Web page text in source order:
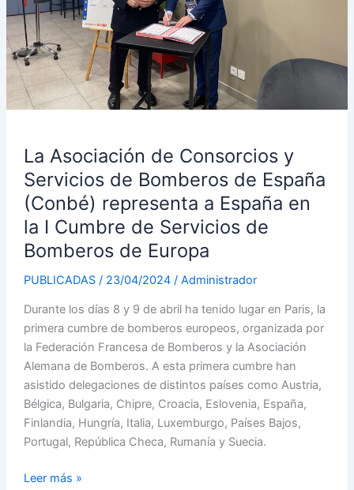
La Asociación de Consorcios y
Servicios de Bomberos de España
(Conbé) representa a España en
la I Cumbre de Servicios de
Bomberos de Europa
PUBLICADAS/ 23/04/2024 / Administrador
Durante los días 8 y 9 de abril ha tenido lugar en Paris, la
primera cumbre de bomberos europeos, organizada por
la Federación Francesa de Bomberos y la Asociación
Alemana de Bomberos. A esta primera cumbre han
asistido delegaciones de distintos países como Austria,
Bélgica, Bulgaria, Chipre, Croacia, Eslovenia, España,
Finlandia, Hungría, Italia, Luxemburgo, Países Bajos,
Portugal, República Checa, Rumanía y Suecia.
de
España
(Conbé)
representa
a
España
la
I
Cumbre
de
Servicios
de
Bomberos
de
Leer más »